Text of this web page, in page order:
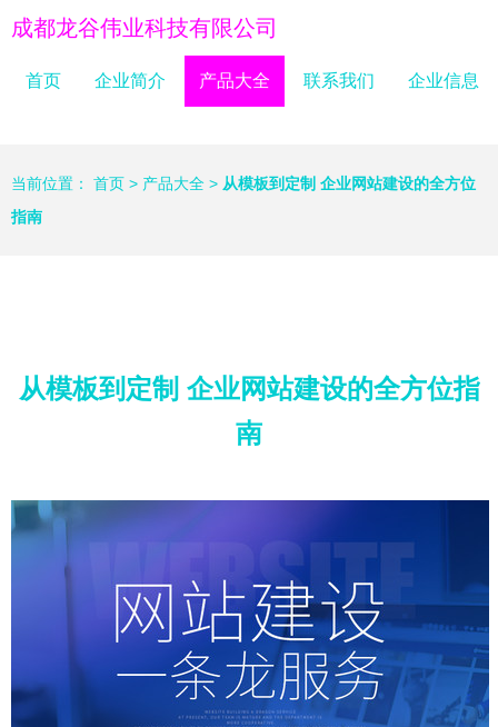
成都龙谷伟业科技有限公司
首页 企业简介 产品大全 联系我们 企业信息
当前位置： 首页 > 产品大全 > 从模板到定制 企业网站建设的全方位
指南
从模板到定制 企业网站建设的全方位指
南